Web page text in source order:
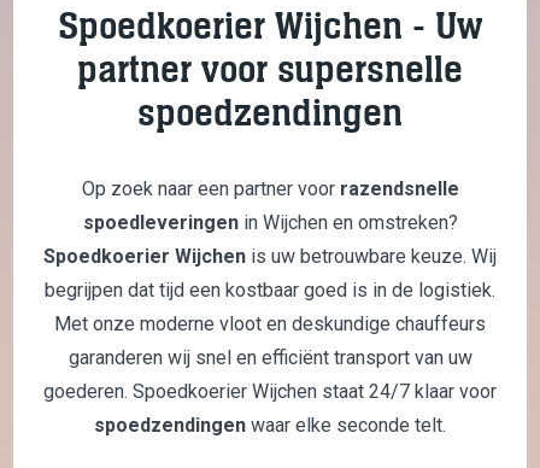
Spoedkoerier Wijchen - Uw
partner voor supersnelle
spoedzendingen
Op zoek naar een partner voor razendsnelle
spoedleveringenin Wijchen en omstreken?
Spoedkoerier Wijchen is uw betrouwbare keuze. Wij
begrijpen dat tijd een kostbaar goed is in de logistiek.
Met onze moderne vloot en deskundige chauffeurs
garanderen wij snel en efficiënt transport van uw
goederen. Spoedkoerier Wijchen staat 24/7 klaar voor
spoedzendingen waar elke seconde telt.